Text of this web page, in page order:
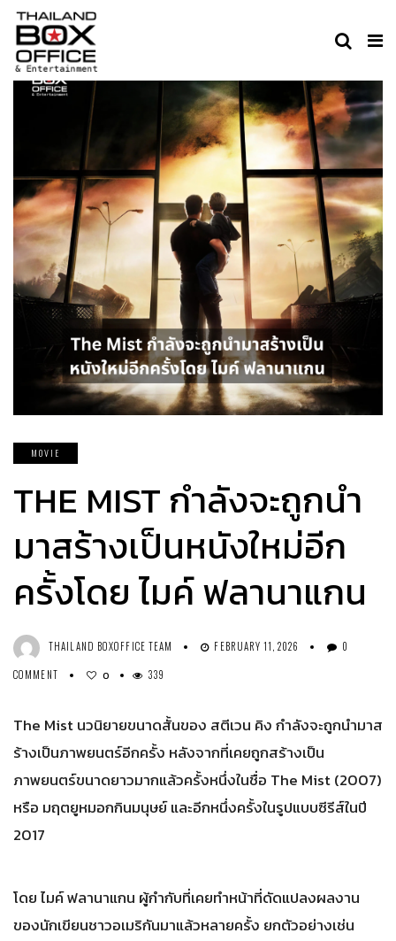
MOVIE
THE MIST กำลังจะถูกนำ
มาสร้างเป็นหนังใหม่อีก
ครั้งโดย ไมค์ ฟลานาแกน
THAILAND BOXOFFICE TEAM FEBRUARY 11, 2026
0
COMMENT
0 339
The Mist นวนิยายขนาดสั้นของ สตีเวน คิง กำลังจะถูกนำมาส
ร้างเป็นภาพยนตร์อีกครั้ง หลังจากที่เคยถูกสร้างเป็น
ภาพยนตร์ขนาดยาวมากแล้วครั้งหนึ่งในชื่อ The Mist (2007)
หรือ มฤตยูหมอกกินมนุษย์ และอีกหนึ่งครั้งในรูปแบบซีรีส์ในปี
2017
โดย ไมค์ ฟลานาแกน ผู้กำกับที่เคยทำหน้าที่ดัดแปลงผลงาน
ของนักเขียนชาวอเมริกันมาแล้วหลายครั้ง ยกตัวอย่างเช่น